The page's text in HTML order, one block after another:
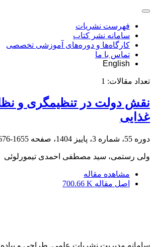
فهرست نشریات
سامانه نشر کتاب
کارگاه‌ها و دوره‌های آموزشی تخصصی
تماس با ما
English
تعداد مقالات: 1
نقش دولت در تنظیم‏گری و
غذایی
دوره 55، شماره 3، پاییز 1404، صفحه 1655-1676
ولی رستمی، سید مصطفی احمدی تیمورلوئی
مشاهده مقاله
اصل مقاله 700.66 K
سامانه مدیریت نشریات علمی. طراحی و